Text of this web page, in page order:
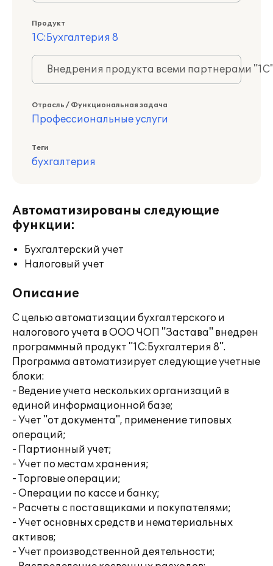
Продукт
1С:Бухгалтерия 8
Внедрения продукта всеми партнерами
Отрасль / Функциональная задача
Профессиональные услуги
Теги
бухгалтерия
Автоматизированы следующие
функции:
Бухгалтерский учет
Налоговый учет
Описание
С целью автоматизации бухгалтерского и
налогового учета в ООО ЧОП "Застава" внедрен
программный продукт "1С:Бухгалтерия 8".
Программа автоматизирует следующие учетные
блоки:
- Ведение учета нескольких организаций в
единой информационной базе;
- Учет "от документа", применение типовых
операций;
- Партионный учет;
- Учет по местам хранения;
- Торговые операции;
- Операции по кассе и банку;
- Расчеты с поставщиками и покупателями;
- Учет основных средств и нематериальных
активов;
- Учет производственной деятельности;